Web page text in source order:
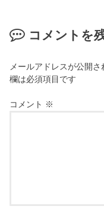
コメントを
メールアドレスが公開さ
欄は必須項目です
コメント ※